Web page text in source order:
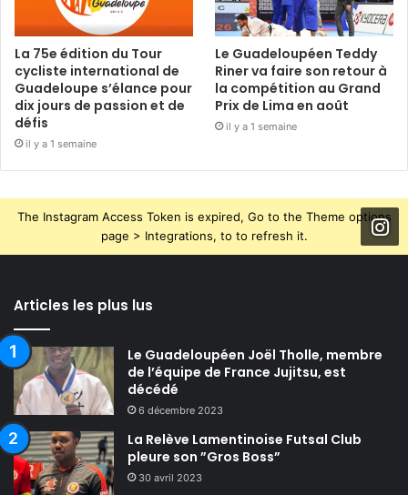
La 75e édition du Tour
cycliste international de
Guadeloupe s’élance pour
dix jours de passion et de
défis
il y a 1 semaine
Le Guadeloupéen Teddy
Riner va faire son retour à
la compétition au Grand
Prix de Lima en août
il y a 1 semaine
The Instagram Access Token is expired, Go to the Theme options
page > Integrations, to to refresh it.
Articles les plus lus
Le Guadeloupéen Joël Tholle, membre
de l’équipe de France Jujitsu, est
décédé
6 décembre 2023
La Relève Lamentinoise Futsal Club
pleure son ”Gros Boss”
30 avril 2023